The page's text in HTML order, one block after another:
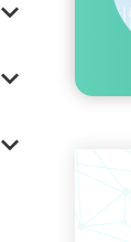
expand_more
expand_more
expand_more